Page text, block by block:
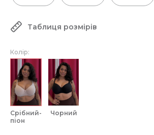
Таблиця розмірів
Колір:
срібний-
піон
чорний